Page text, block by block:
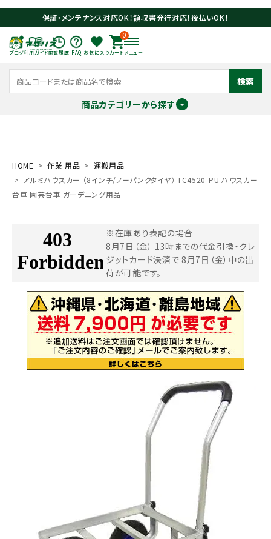
保証・メンテナンス対応OK！領収書発行対応！後払いOK！
ブログ利用ガイド閲覧履歴 FAQ お気に入り
0
カート メニュー
検索
商品カテゴリーから探す
search
お気に入り一覧
閲覧履歴一覧
農業機械
HOME 作業 用品
運搬用品
アルミハウスカー （8インチ/ノーパンクタイヤ） TC4520-PU ハウスカー
台車 園芸台車 ガーデニング用品
※在庫あり表記の場合
8月7日（金） 13時までの代金引換・クレ
ジットカード決済で 8月7日（金）中の出
荷が可能です。